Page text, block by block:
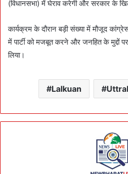
(विधानसभा) में घेराव करेगी और सरकार के
कार्यक्रम के दौरान बड़ी संख्या में मौजूद
में पार्टी को मजबूत करने और जनहित के मुद्दों
लिया।
Lalkuan